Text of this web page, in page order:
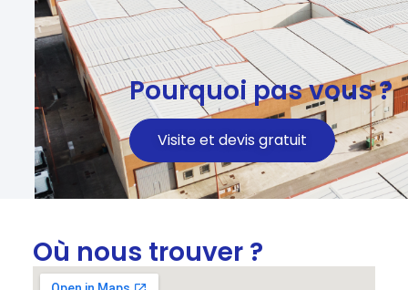
Pourquoi pas vous ?
Visite et devis gratuit
Où nous trouver ?